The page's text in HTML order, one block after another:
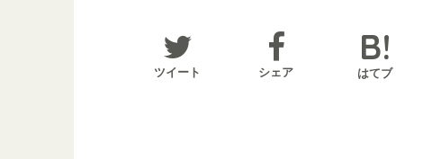
ツイート シェア はてブ